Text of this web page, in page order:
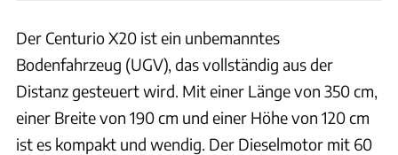
Der Centurio X20 ist ein unbemanntes
Bodenfahrzeug (UGV), das vollständig aus der
Distanz gesteuert wird. Mit einer Länge von 350 cm,
einer Breite von 190 cm und einer Höhe von 120 cm
ist es kompakt und wendig. Der Dieselmotor mit 60